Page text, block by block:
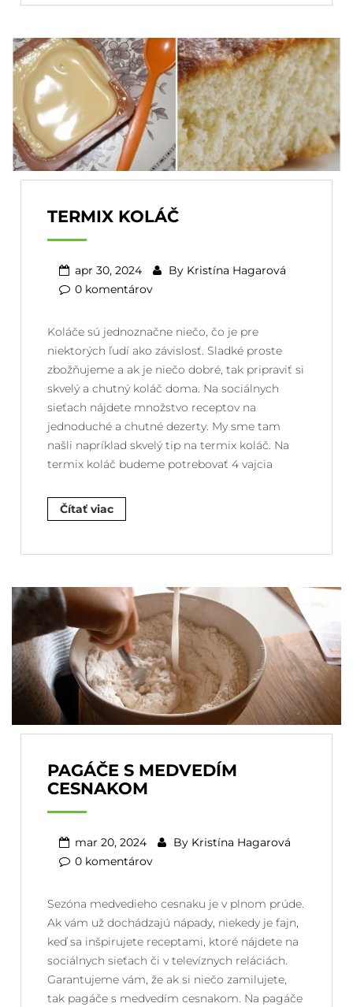
TERMIX KOLÁČ
apr 30, 2024 By Kristína Hagarová
0 komentárov
Koláče sú jednoznačne niečo, čo je pre
niektorých ľudí ako závislosť. Sladké proste
zbožňujeme a ak je niečo dobré, tak pripraviť si
skvelý a chutný koláč doma. Na sociálnych
sieťach nájdete množstvo receptov na
jednoduché a chutné dezerty. My sme tam
našli napríklad skvelý tip na termix koláč. Na
termix koláč budeme potrebovať 4 vajcia
Čítať viac
PAGÁČE S MEDVEDÍM
CESNAKOM
mar 20, 2024 By Kristína Hagarová
0 komentárov
Sezóna medvedieho cesnaku je v plnom prúde.
Ak vám už dochádzajú nápady, niekedy je fajn,
keď sa inšpirujete receptami, ktoré nájdete na
sociálnych sieťach či v televíznych reláciách.
Garantujeme vám, že ak si niečo zamilujete,
tak pagáče s medvedím cesnakom. Na pagáče